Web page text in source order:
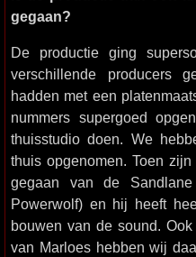
gegaan?
De productie ging
verschillende producers
hadden met een
nummers supergoed
thuisstudio doen. We
thuis opgenomen. Toen
gegaan van de
Powerwolf) en hij heeft
bouwen van de sound.
van Marloes hebben wij